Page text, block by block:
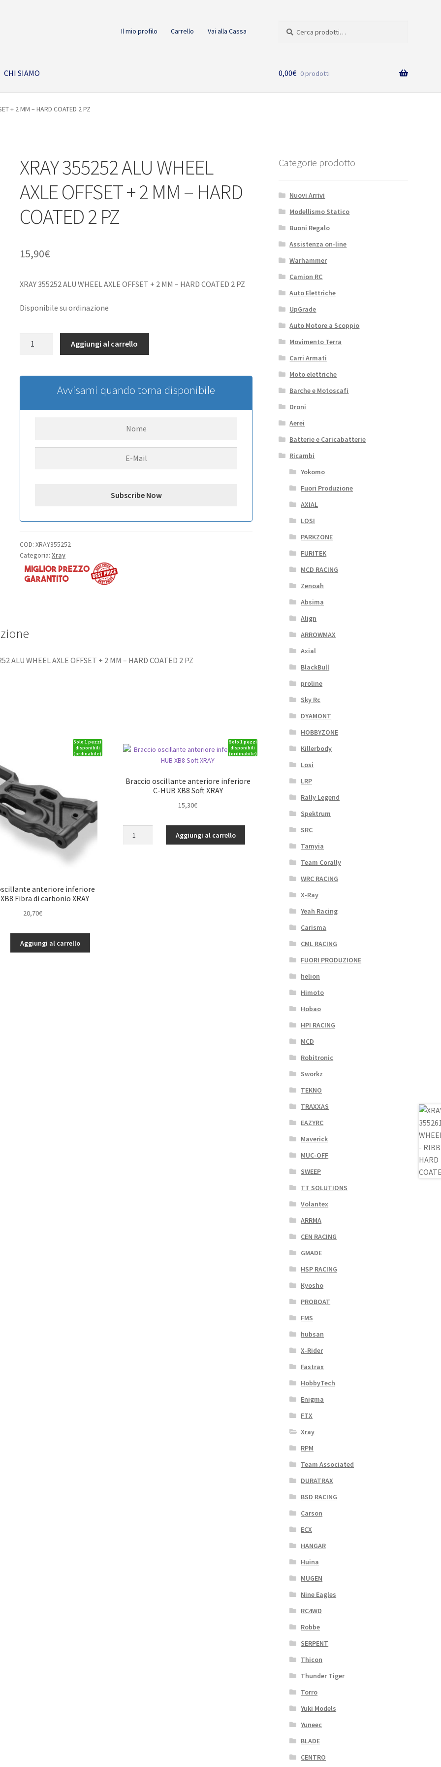
Il mio profilo Carrello Vai alla Cassa
CHI SIAMO 0,00€ 0 prodotti
+ 2 MM – HARD COATED 2 PZ
XRAY 355252 ALU WHEEL
AXLE OFFSET + 2 MM – HARD
COATED 2 PZ
15,90€
XRAY 355252 ALU WHEEL AXLE OFFSET + 2 MM – HARD COATED 2 PZ
Disponibile su ordinazione
WHEEL
+
Aggiungi al carrello
Avvisami quando torna disponibile
COD: XRAY355252
Categoria: Xray
ALU WHEEL AXLE OFFSET + 2 MM – HARD COATED 2 PZ
Solo 1 pezzi
disponibili
(ordinabile)
anteriore inferiore
Fibra di carbonio XRAY
20,70€
Aggiungi al carrello
Solo 1 pezzi
disponibili
(ordinabile)
Braccio oscillante anteriore inferiore
C-HUB XB8 Soft XRAY
15,30€
Aggiungi al carrello
Categorie prodotto
Nuovi Arrivi
Modellismo Statico
Buoni Regalo
Assistenza on-line
Warhammer
Camion RC
Auto Elettriche
UpGrade
Auto Motore a Scoppio
Movimento Terra
Carri Armati
Moto elettriche
Barche e Motoscafi
Droni
Aerei
Batterie e Caricabatterie
Ricambi
Yokomo
Fuori Produzione
AXIAL
LOSI
PARKZONE
FURITEK
MCD RACING
Zenoah
Absima
Align
ARROWMAX
Axial
BlackBull
proline
Sky Rc
DYAMONT
HOBBYZONE
Killerbody
Losi
LRP
Rally Legend
Spektrum
SRC
Tamyia
Team Corally
WRC RACING
X-Ray
Yeah Racing
Carisma
CML RACING
FUORI PRODUZIONE
helion
Himoto
Hobao
HPI RACING
MCD
Robitronic
Sworkz
TEKNO
TRAXXAS
EAZYRC
Maverick
MUC-OFF
SWEEP
TT SOLUTIONS
Volantex
ARRMA
CEN RACING
GMADE
HSP RACING
Kyosho
PROBOAT
FMS
hubsan
X-Rider
Fastrax
HobbyTech
Enigma
FTX
Xray
RPM
Team Associated
DURATRAX
BSD RACING
Carson
ECX
HANGAR
Huina
MUGEN
Nine Eagles
RC4WD
Robbe
SERPENT
Thicon
Thunder Tiger
Torro
Yuki Models
Yuneec
BLADE
CENTRO